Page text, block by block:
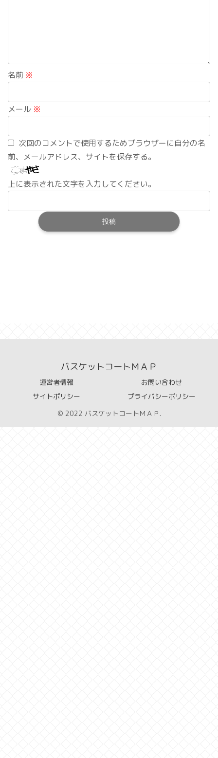
名前 ※
メール ※
次回のコメントで使用するためブラウザーに自分の名
前、メールアドレス、サイトを保存する。
上に表示された文字を入力してください。
バスケットコートＭＡＰ
運営者情報
お問い合わせ
サイトポリシー
プライバシーポリシー
© 2022 バスケットコートＭＡＰ.